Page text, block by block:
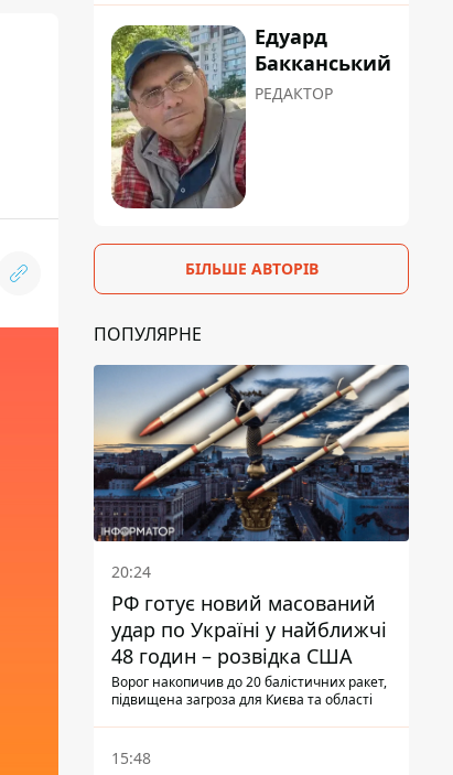
Едуард
Бакканський
РЕДАКТОР
БІЛЬШЕ АВТОРІВ
ПОПУЛЯРНЕ
20:24
РФ готує новий масований
удар по Україні у найближчі
48 годин – розвідка США
Ворог накопичив до 20 балістичних ракет,
підвищена загроза для Києва та області
15:48